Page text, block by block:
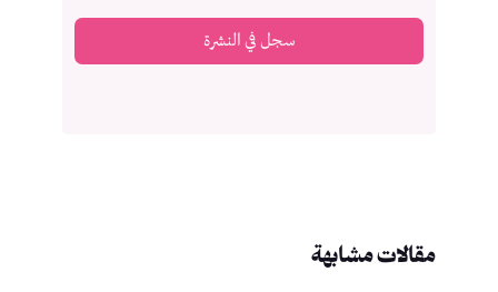
سجل في النشرة
مقالات مشابهة